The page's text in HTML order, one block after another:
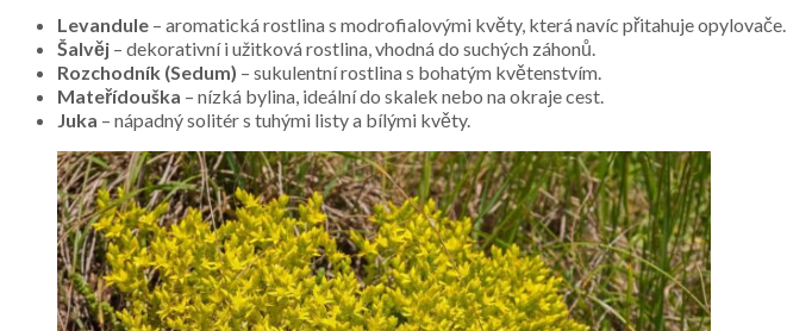
Levandule – aromatická rostlina s modrofialovými květy, která navíc přitahuje opylovače.
Šalvěj – dekorativní i užitková rostlina, vhodná do suchých záhonů.
Rozchodník (Sedum) – sukulentní rostlina s bohatým květenstvím.
Mateřídouška – nízká bylina, ideální do skalek nebo na okraje cest.
Juka – nápadný solitér s tuhými listy a bílými květy.